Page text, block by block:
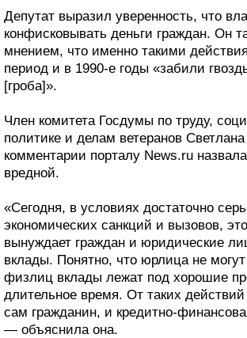
Депутат выразил уверенность, что
конфисковывать деньги граждан. Он
мнением, что именно такими
период и в 1990-е годы «забили
[гроба]».
Член комитета Госдумы по труду,
политике и делам ветеранов
комментарии порталу News.ru
вредной.
«Сегодня, в условиях достаточно
экономических санкций и вызовов,
вынуждает граждан и юридические
вклады. Понятно, что юрлица не
физлиц вклады лежат под хорошие
длительное время. От таких
сам гражданин, и кредитно-
— объяснила она.